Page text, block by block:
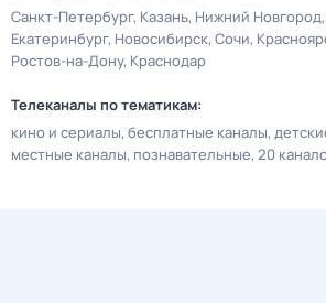
Санкт-Петербург Казань Нижний Новгород
Екатеринбург Новосибирск Сочи
Ростов-на-Дону Краснодар
Телеканалы по тематикам:
кино и сериалы бесплатные каналы
местные каналы познавательные 20